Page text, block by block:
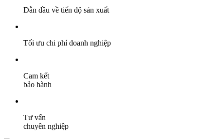
Dẫn đầu về tiến độ sản xuất
Tối ưu chi phí doanh nghiệp
Cam kết
bảo hành
Tư vấn
chuyên nghiệp